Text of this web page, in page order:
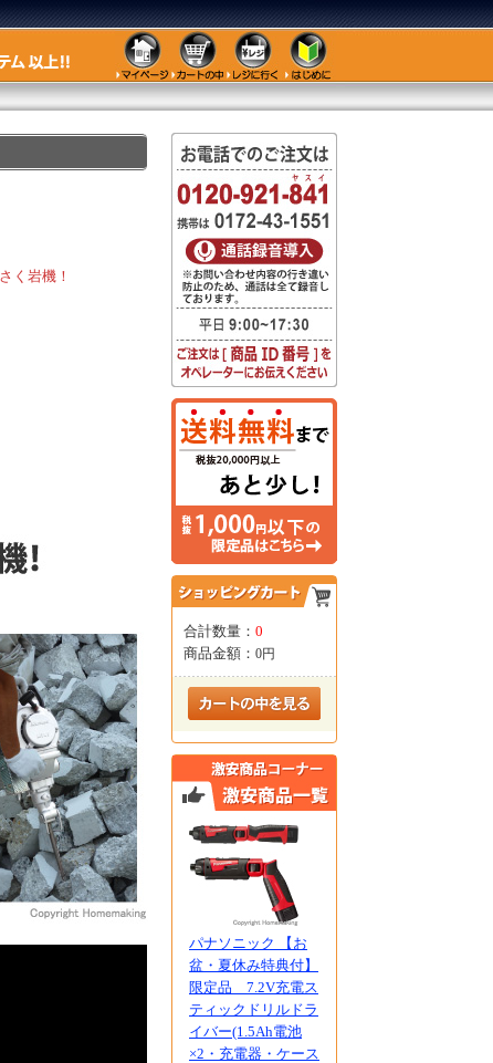
く岩機！
合計数量： 0
商品金額： 0円
パナソニック 【お
盆・夏休み特典付】
限定品 7.2V充電ス
ティックドリルドラ
イバー(1.5Ah電池
×2・充電器・ケース